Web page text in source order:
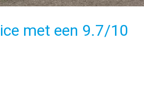
met een 9.7/10